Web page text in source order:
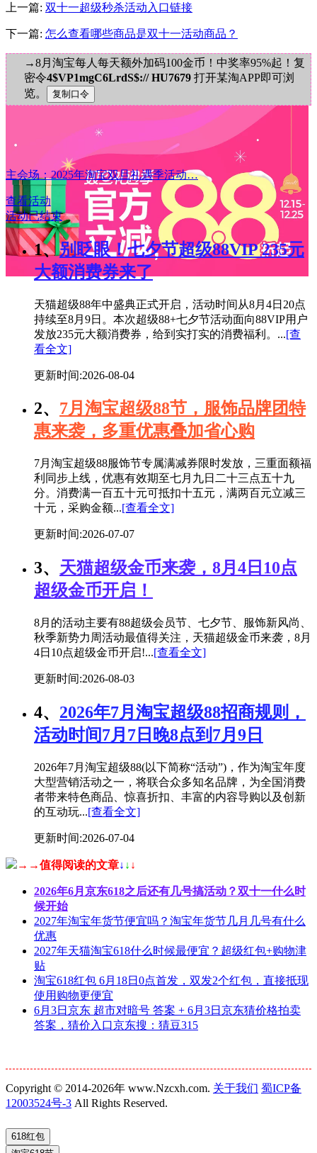
上一篇: 双十一超级秒杀活动入口链接
下一篇: 怎么查看哪些商品是双十一活动商品？
→8月淘宝每人每天额外加码100金币！中奖率95%起！复
密令4$VP1mgC6LrdS$:// HU7679 打开某淘APP即可浏
览。
主会场：2025年淘宝双旦礼遇季活动…
查看活动
活动已结束
1、 别眨眼！七夕节超级88VIP 235元
大额消费券来了
天猫超级88年中盛典正式开启，活动时间从8月4日20点
持续至8月9日。本次超级88+七夕节活动面向88VIP用户
发放235元大额消费券，给到实打实的消费福利。...[查
看全文]
更新时间:2026-08-04
2、 7月淘宝超级88节，服饰品牌团特
惠来袭，多重优惠叠加省心购
7月淘宝超级88服饰节专属满减券限时发放，三重面额福
利同步上线，优惠有效期至七月九日二十三点五十九
分。消费满一百五十元可抵扣十五元，满两百元立减三
十元，采购金额...[查看全文]
更新时间:2026-07-07
3、 天猫超级金币来袭，8月4日10点
超级金币开启！
8月的活动主要有88超级会员节、七夕节、服饰新风尚、
秋季新势力周活动最值得关注，天猫超级金币来袭，8月
4日10点超级金币开启!...[查看全文]
更新时间:2026-08-03
4、 2026年7月淘宝超级88招商规则，
活动时间7月7日晚8点到7月9日
2026年7月淘宝超级88(以下简称“活动”)，作为淘宝年度
大型营销活动之一，将联合众多知名品牌，为全国消费
者带来特色商品、惊喜折扣、丰富的内容导购以及创新
的互动玩...[查看全文]
更新时间:2026-07-04
→→值得阅读的文章↓ ↓ ↓
2026年6月京东618之后还有几号搞活动？双十一什么时
候开始
2027年淘宝年货节便宜吗？淘宝年货节几月几号有什么
优惠
2027年天猫淘宝618什么时候最便宜？超级红包+购物津
贴
淘宝618红包 6月18日0点首发，双发2个红包，直接抵现
使用购物更便宜
6月3日京东 超市对暗号 答案 + 6月3日京东猜价格拍卖
答案，猜价入口京东搜：猜豆315
Copyright © 2014-2026年 www.Nzcxh.com. 关于我们 蜀ICP备
12003524号-3 All Rights Reserved.